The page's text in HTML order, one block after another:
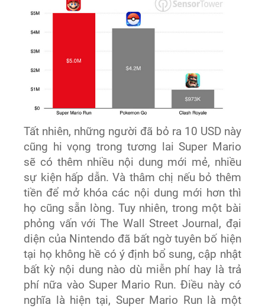
Tất nhiên, những người đã bỏ ra 10 USD này
cũng hi vọng trong tương lai Super Mario
sẽ có thêm nhiều nội dung mới mẻ, nhiều
sự kiện hấp dẫn. Và thâm chị nếu bỏ thêm
tiền để mở khóa các nội dung mới hơn thì
họ cũng sẵn lòng. Tuy nhiên, trong một bài
phỏng vấn với The Wall Street Journal, đại
diện của Nintendo đã bất ngờ tuyên bố hiện
tại họ không hề có ý định bổ sung, cập nhật
bất kỳ nội dung nào dù miễn phí hay là trả
phí nữa vào Super Mario Run. Điều này có
nghĩa là hiện tại, Super Mario Run là một